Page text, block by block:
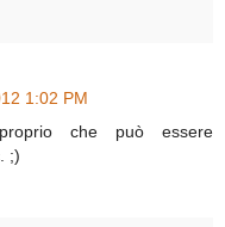
1:02 PM
che può essere
;)